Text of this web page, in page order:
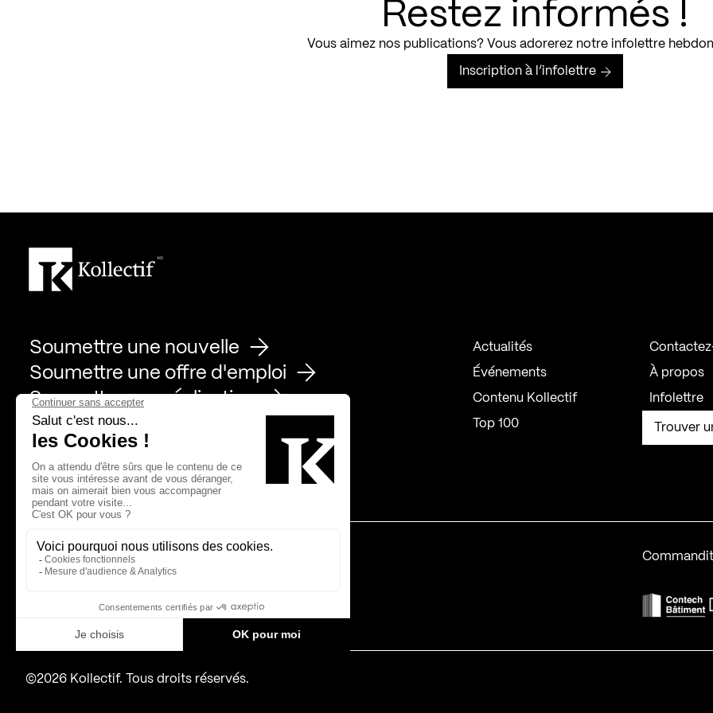
Restez informés !
Vous aimez nos publications? Vous adorerez notre infolettre
Inscription à l’infolettre
Soumettre une nouvelle
Soumettre une offre d'emploi
Soumettre une réalisation
Actualités
Événements
Contenu Kollectif
Top 100
À propos
Infolettre
Trouver
Page Facebook de Kollectif
Page Instagram de Kollectif
Page Linkedin de Kollectif
Partenaires
Bâtiment-Durable-Québec-1
Esquisses-1 MP-1
©2026 Kollectif. Tous droits réservés.